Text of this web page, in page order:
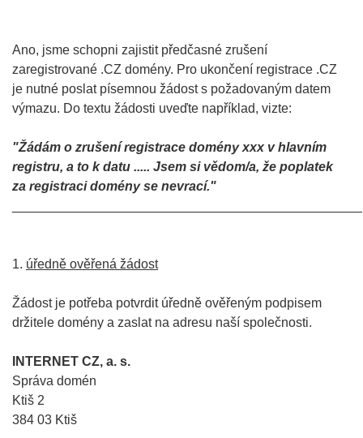
Ano, jsme schopni zajistit předčasné zrušení
zaregistrované .CZ domény. Pro ukončení registrace .CZ
je nutné poslat písemnou žádost s požadovaným datem
výmazu. Do textu žádosti uveďte například, vizte:
"Žádám o zrušení registrace domény xxx v hlavním
registru, a to k datu ..... Jsem si vědom/a, že poplatek
za registraci domény se nevrací."
1. úředně ověřená žádost
Žádost je potřeba potvrdit úředně ověřeným podpisem
držitele domény a zaslat na adresu naší společnosti.
INTERNET CZ, a. s.
Správa domén
Ktiš 2
384 03 Ktiš